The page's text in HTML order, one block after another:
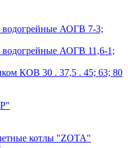
водогрейные АОГВ 7-3;
водогрейные АОГВ 11,6-1;
КОВ 30 . 37,5 . 45; 63; 80
котлы "ZOTA"